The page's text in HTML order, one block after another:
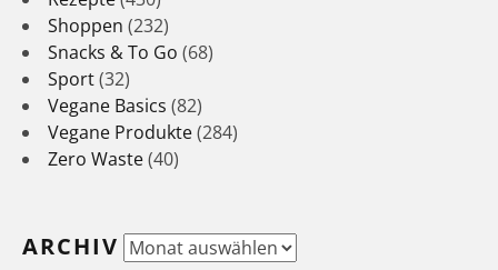
Shoppen (232)
Snacks & To Go (68)
Sport(32)
Vegane Basics (82)
Vegane Produkte(284)
Zero Waste(40)
ARCHIV Archiv